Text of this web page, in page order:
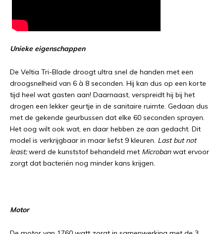
Unieke eigenschappen
De Veltia Tri-Blade droogt ultra snel de handen met een
droogsnelheid van 6 à 8 seconden. Hij kan dus op een korte
tijd heel wat gasten aan! Daarnaast, verspreidt hij bij het
drogen een lekker geurtje in de sanitaire ruimte. Gedaan dus
met de gekende geurbussen dat elke 60 seconden sprayen.
Het oog wilt ook wat, en daar hebben ze aan gedacht. Dit
model is verkrijgbaar in maar liefst 9 kleuren. Last but not
least;werd de kunststof behandeld met Microbanwat ervoor
zorgt dat bacteriën nog minder kans krijgen.
Motor